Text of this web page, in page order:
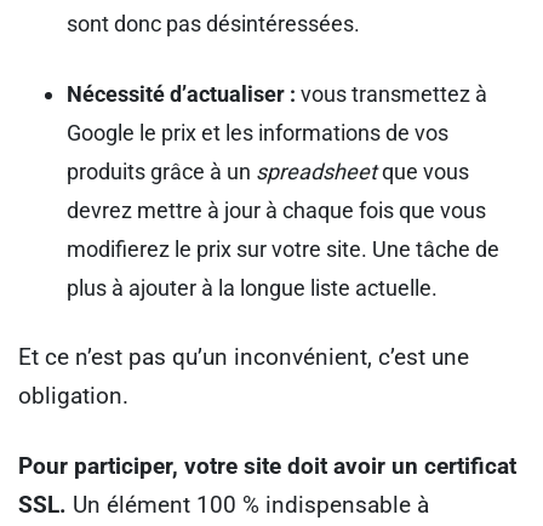
sont donc pas désintéressées.
Nécessité d’actualiser : vous transmettez à
Google le prix et les informations de vos
produits grâce à un spreadsheetque vous
devrez mettre à jour à chaque fois que vous
modifierez le prix sur votre site. Une tâche de
plus à ajouter à la longue liste actuelle.
Et ce n’est pas qu’un inconvénient, c’est une
obligation.
Pour participer, votre site doit avoir un certificat
SSL. Un élément 100 % indispensable à